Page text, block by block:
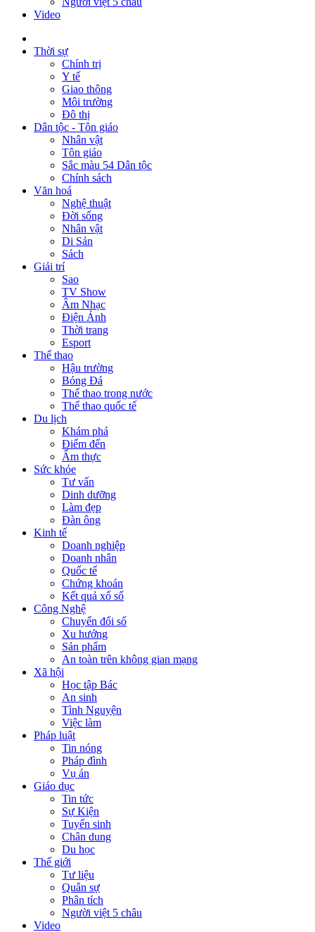
Video
Thời sự
Chính trị
Y tế
Giao thông
Môi trường
Đô thị
Dân tộc - Tôn giáo
Nhân vật
Tôn giáo
Sắc màu 54 Dân tộc
Chính sách
Văn hoá
Nghệ thuật
Đời sống
Nhân vật
Di Sản
Sách
Giải trí
Sao
TV Show
Âm Nhạc
Điện Ảnh
Thời trang
Esport
Thể thao
Hậu trường
Bóng Đá
Thể thao trong nước
Thể thao quốc tế
Du lịch
Khám phá
Điểm đến
Ẩm thực
Sức khỏe
Tư vấn
Dinh dưỡng
Làm đẹp
Đàn ông
Kinh tế
Doanh nghiệp
Doanh nhân
Quốc tế
Chứng khoán
Kết quả xổ số
Công Nghệ
Chuyển đổi số
Xu hướng
Sản phẩm
An toàn trên không gian mạng
Xã hội
Học tập Bác
An sinh
Tình Nguyện
Việc làm
Pháp luật
Tin nóng
Pháp đình
Vụ án
Giáo dục
Tin tức
Sự Kiện
Tuyển sinh
Chân dung
Du học
Thế giới
Tư liệu
Quân sự
Phân tích
Người việt 5 châu
Video